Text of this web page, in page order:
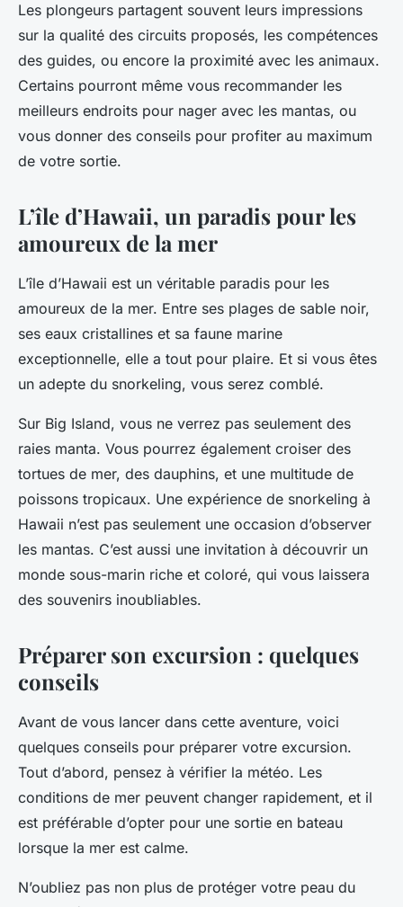
Les plongeurs partagent souvent leurs impressions
sur la qualité des circuits proposés, les compétences
des guides, ou encore la proximité avec les animaux.
Certains pourront même vous recommander les
meilleurs endroits pour nager avec les mantas, ou
vous donner des conseils pour profiter au maximum
de votre sortie.
L’île d’Hawaii, un paradis pour les
amoureux de la mer
L’île d’Hawaii est un véritable paradis pour les
amoureux de la mer. Entre ses plages de sable noir,
ses eaux cristallines et sa faune marine
exceptionnelle, elle a tout pour plaire. Et si vous êtes
un adepte du snorkeling, vous serez comblé.
Sur Big Island, vous ne verrez pas seulement des
raies manta. Vous pourrez également croiser des
tortues de mer, des dauphins, et une multitude de
poissons tropicaux. Une expérience de snorkeling à
Hawaii n’est pas seulement une occasion d’observer
les mantas. C’est aussi une invitation à découvrir un
monde sous-marin riche et coloré, qui vous laissera
des souvenirs inoubliables.
Préparer son excursion : quelques
conseils
Avant de vous lancer dans cette aventure, voici
quelques conseils pour préparer votre excursion.
Tout d’abord, pensez à vérifier la météo. Les
conditions de mer peuvent changer rapidement, et il
est préférable d’opter pour une sortie en bateau
lorsque la mer est calme.
N’oubliez pas non plus de protéger votre peau du